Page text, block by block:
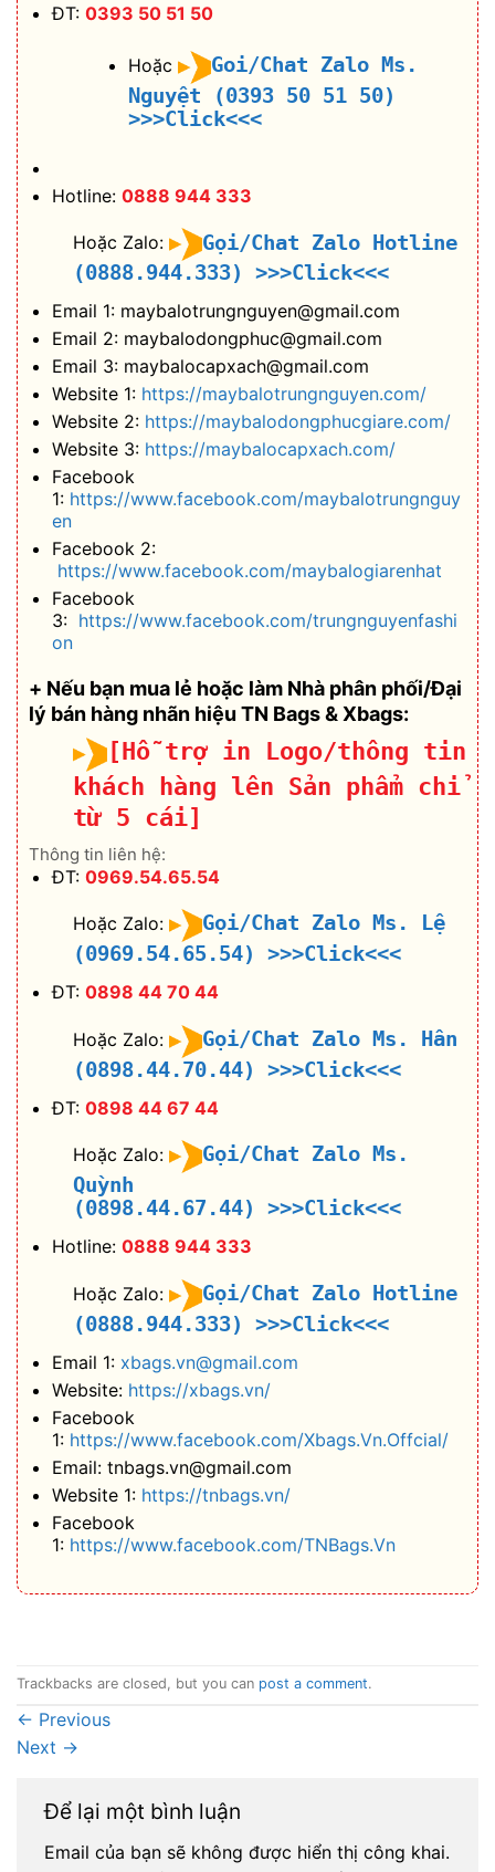
ĐT: 0393 50 51 50
Hoặc
Goi/Chat Zalo Ms.
Nguyệt (0393 50 51 50)
>>>Click<<<
Hotline: 0888 944 333
Hoặc Zalo:
Gọi/Chat Zalo Hotline
(0888.944.333)
>>>Click<<<
Email 1: maybalotrungnguyen@gmail.com
Email 2: maybalodongphuc@gmail.com
Email 3: maybalocapxach@gmail.com
Website 1: https://maybalotrungnguyen.com/
Website 2: https://maybalodongphucgiare.com/
Website 3: https://maybalocapxach.com/
Facebook
1: https://www.facebook.com/maybalotrungnguy
en
Facebook 2:
https://www.facebook.com/maybalogiarenhat
Facebook
3: https://www.facebook.com/trungnguyenfashi
on
+ Nếu bạn mua lẻ hoặc làm Nhà phân phối/Đại
lý bán hàng nhãn hiệu TN Bags & Xbags:
[Hỗ trợ in Logo/thông tin
khách hàng lên Sản phẩm chỉ
từ 5 cái]
Thông tin liên hệ:
ĐT: 0969.54.65.54
Hoặc Zalo:
Gọi/Chat Zalo Ms. Lệ
(0969.54.65.54)
>>>Click<<<
ĐT: 0898 44 70 44
Hoặc Zalo:
Gọi/Chat Zalo Ms. Hân
(0898.44.70.44)
>>>Click<<<
ĐT: 0898 44 67 44
Hoặc Zalo:
Gọi/Chat Zalo Ms.
Quỳnh
(0898.44.67.44)
>>>Click<<<
Hotline: 0888 944 333
Hoặc Zalo:
Gọi/Chat Zalo Hotline
(0888.944.333)
>>>Click<<<
Email 1: xbags.vn@gmail.com
Website: https://xbags.vn/
Facebook
1: https://www.facebook.com/Xbags.Vn.Offcial/
Email: tnbags.vn@gmail.com
Website 1: https://tnbags.vn/
Facebook
1: https://www.facebook.com/TNBags.Vn
Trackbacks are closed, but you can post a comment.
← Previous
Next →
Để lại một bình luận
Email của bạn sẽ không được hiển thị công khai.